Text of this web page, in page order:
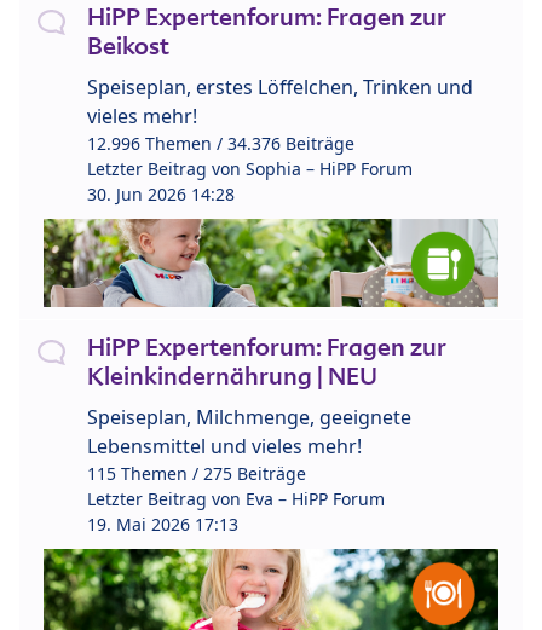
HiPP Expertenforum: Fragen zur
Beikost
Speiseplan, erstes Löffelchen, Trinken und
vieles mehr!
12.996 Themen / 34.376 Beiträge
Letzter Beitrag von Sophia – HiPP Forum
30. Jun 2026 14:28
HiPP Expertenforum: Fragen zur
Kleinkindernährung | NEU
Speiseplan, Milchmenge, geeignete
Lebensmittel und vieles mehr!
115 Themen / 275 Beiträge
Letzter Beitrag von Eva – HiPP Forum
19. Mai 2026 17:13